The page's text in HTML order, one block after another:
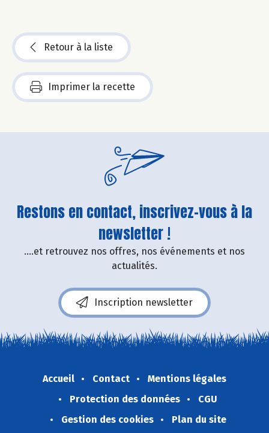
Retour à la liste
Imprimer la recette
Restons en contact, inscrivez-vous à la
newsletter !
....et retrouvez nos offres, nos événements et nos
actualités.
Inscription newsletter
Accueil Contact
Mentions légales
Protection des données
CGU
Gestion des cookies
Plan du site